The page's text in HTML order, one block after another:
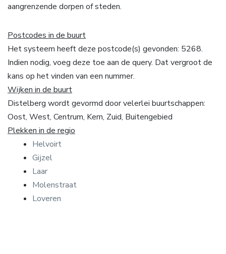
aangrenzende dorpen of steden.
Postcodes in de buurt
Het systeem heeft deze postcode(s) gevonden: 5268.
Indien nodig, voeg deze toe aan de query. Dat vergroot de
kans op het vinden van een nummer.
Wijken in de buurt
Distelberg wordt gevormd door velerlei buurtschappen:
Oost, West, Centrum, Kern, Zuid, Buitengebied
Plekken in de regio
Helvoirt
Gijzel
Laar
Molenstraat
Loveren